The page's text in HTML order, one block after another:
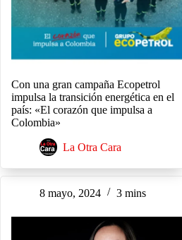
Con una gran campaña Ecopetrol
impulsa la transición energética en el
país: «El corazón que impulsa a
Colombia»
La Otra Cara
8 mayo, 2024 3 mins